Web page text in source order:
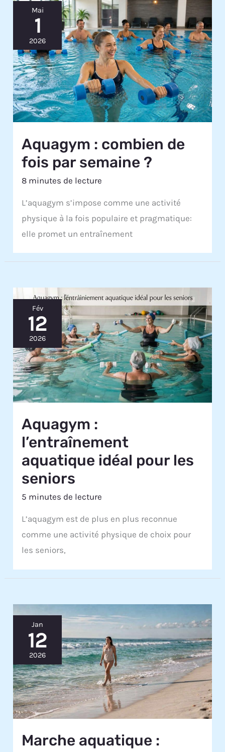
Mai
1
2026
Aquagym : combien de
fois par semaine ?
8 minutes de lecture
L’aquagym s’impose comme une activité
physique à la fois populaire et pragmatique:
elle promet un entraînement
Fév
12
2026
Aquagym :
l’entraînement
aquatique idéal pour les
seniors
5 minutes de lecture
L’aquagym est de plus en plus reconnue
comme une activité physique de choix pour
les seniors,
Jan
12
2026
Marche aquatique :